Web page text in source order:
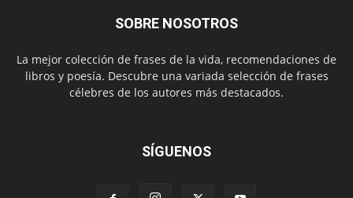
SOBRE NOSOTROS
La mejor colección de frases de la vida, recomendaciones de
libros y poesía. Descubre una variada selección de frases
célebres de los autores más destacados.
SÍGUENOS